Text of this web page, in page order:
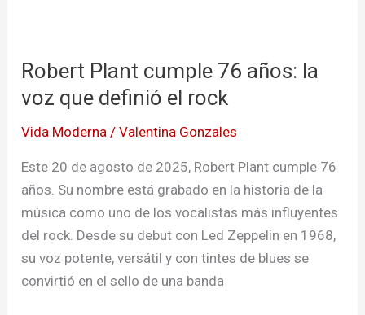
Robert Plant cumple 76 años: la
voz que definió el rock
Vida Moderna /Valentina Gonzales
Este 20 de agosto de 2025, Robert Plant cumple 76
años. Su nombre está grabado en la historia de la
música como uno de los vocalistas más influyentes
del rock. Desde su debut con Led Zeppelin en 1968,
su voz potente, versátil y con tintes de blues se
convirtió en el sello de una banda
cumple
76
la
voz
que
definió
el
rock